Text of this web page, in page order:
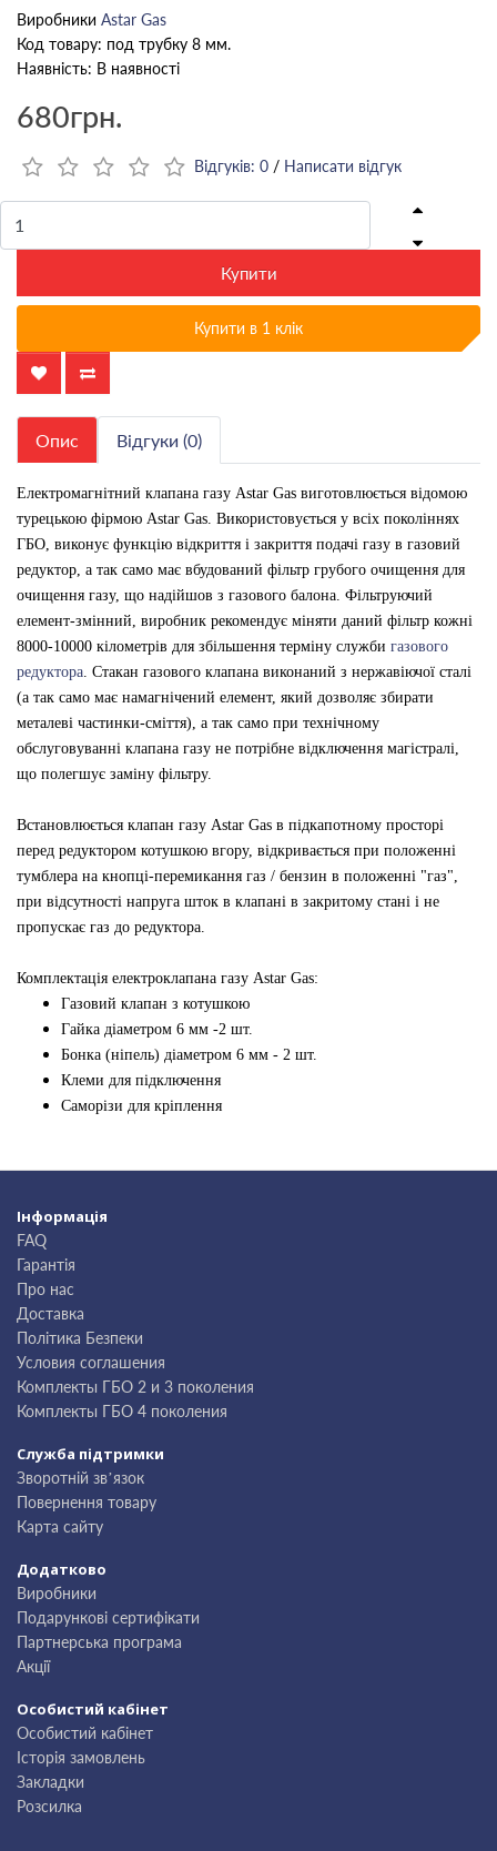
Виробники Astar Gas
Код товару: под трубку 8 мм.
Наявність: В наявності
680грн.
Відгуків: 0 / Написати відгук
Купити
Купити в 1 клік
Опис Відгуки (0)
Електромагнітний клапана газу Astar Gas виготовлюється відомою
турецькою фірмою Astar Gas. Використовується у всіх поколіннях
ГБО, виконує функцію відкриття і закриття подачі газу в газовий
редуктор, а так само має вбудований фільтр грубого очищення для
очищення газу, що надійшов з газового балона. Фільтруючий
елемент-змінний, виробник рекомендує міняти даний фільтр кожні
8000-10000 кілометрів для збільшення терміну служби газового
редуктора . Стакан газового клапана виконаний з нержавіючої сталі
(а так само має намагнічений елемент, який дозволяє збирати
металеві частинки-сміття), а так само при технічному
обслуговуванні клапана газу не потрібне відключення магістралі,
що полегшує заміну фільтру.
Встановлюється клапан газу Astar Gas в підкапотному просторі
перед редуктором котушкою вгору, відкривається при положенні
тумблера на кнопці-перемикання газ / бензин в положенні "газ",
при відсутності напруга шток в клапані в закритому стані і не
пропускає газ до редуктора.
Комплектація електроклапана газу Astar Gas:
Газовий клапан з котушкою
Гайка діаметром 6 мм -2 шт.
Бонка (ніпель) діаметром 6 мм - 2 шт.
Клеми для підключення
Саморізи для кріплення
Інформація
FAQ
Гарантія
Про нас
Доставка
Політика Безпеки
Условия соглашения
Комплекты ГБО 2 и 3 поколения
Комплекты ГБО 4 поколения
Служба підтримки
Зворотній зв’язок
Повернення товару
Карта сайту
Додатково
Виробники
Подарункові сертифікати
Партнерська програма
Акції
Особистий кабінет
Особистий кабінет
Історія замовлень
Закладки
Розсилка